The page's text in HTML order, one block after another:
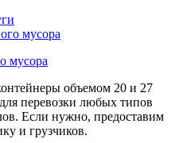
мусора
объемом 20 и 27
перевозки любых типов
Если нужно, предоставим
и грузчиков.